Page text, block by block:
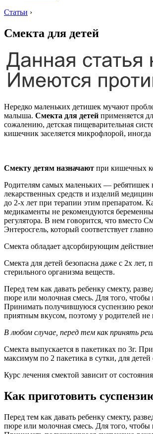
Статьи ›
Смекта для детей
Нередко маленьких детишек мучают
малыша. Смекта для детей применяется
сожалению, детская пищеварительная
кишечник заселяется микрофлорой,
Смекту детям назначают при кишечных
Родителям самых маленьких — ребятишек
лекарственных средств и изделий
до 2-х лет при терапии этим препаратом.
медикаменты не рекомендуются
регулятора. В нем говорится, что вместо
Энтеросгель, который соответствует
Смекта обладает адсорбирующим
Смекта для детей безопасна даже с 2х
стерильного организма веществ.
Перед тем как давать ребенку смекту,
пюре или молочная смесь. Для того,
Принимать получившуюся суспензию
приятным вкусом, поэтому у родителей
В любом случае, перед тем как принять
Смекта выпускается в пакетиках по 3г.
максимум по 2 пакетика в сутки, для
Курс лечения смектой зависит от
Как приготовить
Перед тем как давать ребенку смекту,
пюре или молочная смесь. Для того,